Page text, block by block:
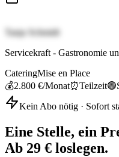
Tanja Schmidt
Servicekraft - Gastronomie
CateringMise en Place
💰2.800 €/Monat⏰Teilzeit🟢
Kein Abo nötig · Sofort
Eine Stelle, ein
Ab 29 € loslegen.